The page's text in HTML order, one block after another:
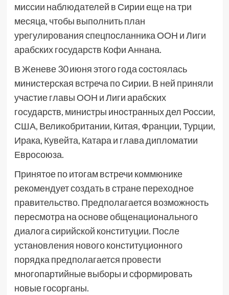
миссии наблюдателей в Сирии еще на три
месяца, чтобы выполнить план
урегулирования спецпосланника ООН и Лиги
арабских государств Кофи Аннана.
В Женеве 30 июня этого года состоялась
министерская встреча по Сирии. В ней приняли
участие главы ООН и Лиги арабских
государств, министры иностранных дел России,
США, Великобритании, Китая, Франции, Турции,
Ирака, Кувейта, Катара и глава дипломатии
Евросоюза.
Принятое по итогам встречи коммюнике
рекомендует создать в стране переходное
правительство. Предполагается возможность
пересмотра на основе общенационального
диалога сирийской конституции. После
установления нового конституционного
порядка предполагается провести
многопартийные выборы и сформировать
новые госорганы.